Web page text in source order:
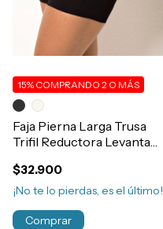
Faja Pierna Larga Trusa
Trifil Reductora Levanta
Art.1810
$32.900
15% COMPRANDO 2 O MÁS
¡No te lo pierdas, es el último!
Comprar